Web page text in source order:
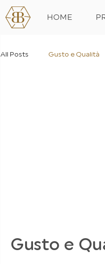
HOME
All Posts Gusto e Qualità
Gusto e